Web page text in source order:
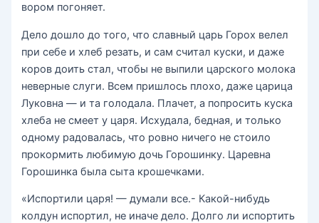
вором погоняет.
Дело дошло до того, что славный царь Горох велел
при себе и хлеб резать, и сам считал куски, и даже
коров доить стал, чтобы не выпили царского молока
неверные слуги. Всем пришлось плохо, даже царица
Луковна — и та голодала. Плачет, а попросить куска
хлеба не смеет у царя. Исхудала, бедная, и только
одному радовалась, что ровно ничего не стоило
прокормить любимую дочь Горошинку. Царевна
Горошинка была сыта крошечками.
«Испортили царя! — думали все.- Какой-нибудь
колдун испортил, не иначе дело. Долго ли испортить